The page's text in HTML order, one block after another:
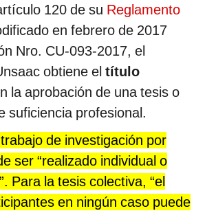
120 de su Reglamento
en febrero de 2017
Nro. CU-093-2017, el
obtiene el título
la aprobación de una tesis o
suficiencia profesional.
de investigación por
ser “realizado individual o
Para la tesis colectiva, “el
en ningún caso puede